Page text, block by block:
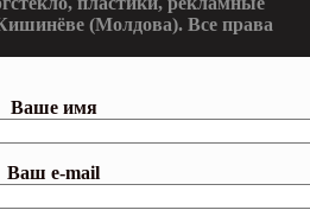
(Молдова). Все права
Ваше имя
Ваш e-mail